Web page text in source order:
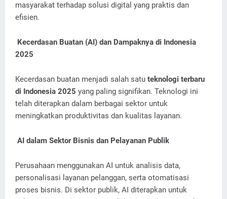
masyarakat terhadap solusi digital yang praktis dan
efisien.
Kecerdasan Buatan (AI) dan Dampaknya di Indonesia
2025
Kecerdasan buatan menjadi salah satu teknologi terbaru
di Indonesia 2025 yang paling signifikan. Teknologi ini
telah diterapkan dalam berbagai sektor untuk
meningkatkan produktivitas dan kualitas layanan.
AI dalam Sektor Bisnis dan Pelayanan Publik
Perusahaan menggunakan AI untuk analisis data,
personalisasi layanan pelanggan, serta otomatisasi
proses bisnis. Di sektor publik, AI diterapkan untuk